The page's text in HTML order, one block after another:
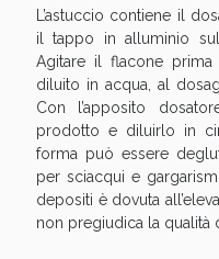
L’astuccio contiene il
il tappo in alluminio
Agitare il flacone prima
diluito in acqua, al
Con l’apposito
prodotto e diluirlo in
forma può essere
per sciacqui e
depositi è dovuta
non pregiudica la qualità
Scopri